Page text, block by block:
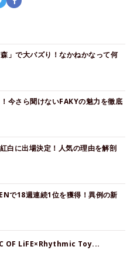
」で大バズり！なかねかなって何
今さら聞けないFAKYの魅力を徹底
白に出場決定！人気の理由を解剖
で18週連続1位を獲得！異例の新
OF LiFE×Rhythmic Toy...